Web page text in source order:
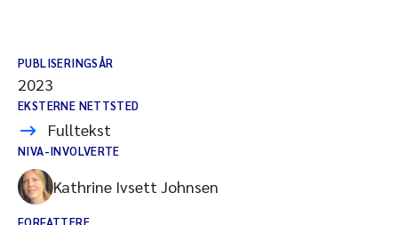
PUBLISERINGSÅR
2023
EKSTERNE NETTSTED
Fulltekst
NIVA-INVOLVERTE
Kathrine Ivsett Johnsen
FORFATTERE